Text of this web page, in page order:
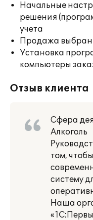
Начальные
решения
учета
Продажа
Установка
компьютеры
Отзыв клиента
Сфера
Алкоголь
том,
систему
Наша